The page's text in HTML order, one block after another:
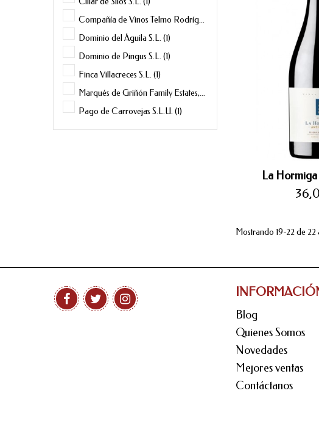
Compañía de Vinos Telmo Rodríguez
Dominio del Águila S.L.(1)
Dominio de Pingus S.L.(1)
Finca Villacreces S.L.(1)
Marqués de Griñón Family Estates, S.A.
Pago de Carrovejas S.L.U.(1)
La
Mostrando 19-22 de 22
Blog
Quienes Somos
Novedades
Mejores ventas
Contáctanos